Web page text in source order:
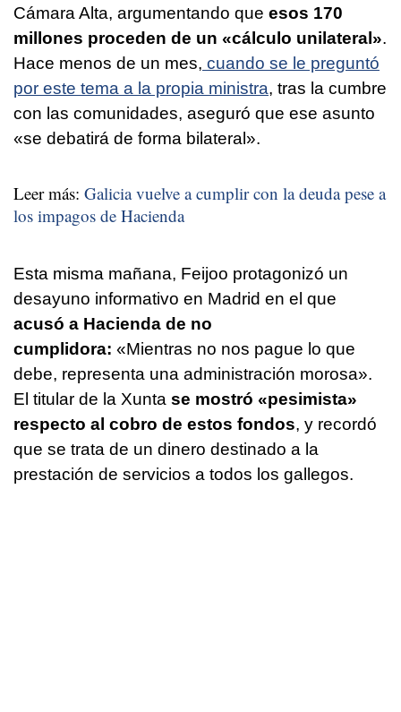
Cámara Alta, argumentando que esos 170
millones proceden de un «cálculo unilateral».
Hace menos de un mes, cuando se le preguntó
por este tema a la propia ministra, tras la cumbre
con las comunidades, aseguró que ese asunto
«se debatirá de forma bilateral».
Leer más: Galicia vuelve a cumplir con la deuda pese a
los impagos de Hacienda
Esta misma mañana, Feijoo protagonizó un
desayuno informativo en Madrid en el que
acusó a Hacienda de no
cumplidora: «Mientras no nos pague lo que
debe, representa una administración morosa».
El titular de la Xunta se mostró «pesimista»
respecto al cobro de estos fondos, y recordó
que se trata de un dinero destinado a la
prestación de servicios a todos los gallegos.